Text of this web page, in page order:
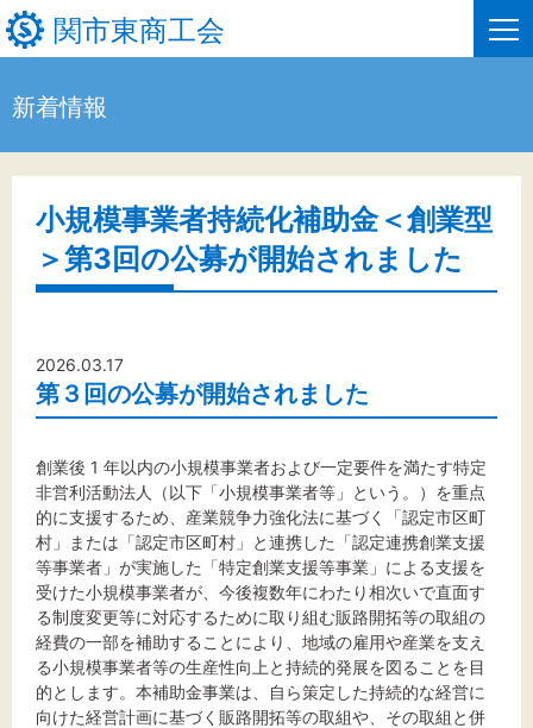
関市東商工会
事業者・創業者の方へ
関市東商工会情報
お問い合わせ
文字サイズ
標準 拡大
背景色
新着情報
小規模事業者持続化補助金＜創業型
＞第3回の公募が開始されました
2026.03.17
第３回の公募が開始されました
創業後 1 年以内の小規模事業者および一定要件を満たす特定
非営利活動法人（以下「小規模事業者等」という。）を重点
的に支援するため、産業競争力強化法に基づく「認定市区町
村」または「認定市区町村」と連携した「認定連携創業支援
等事業者」が実施した「特定創業支援等事業」による支援を
受けた小規模事業者が、今後複数年にわたり相次いで直面す
る制度変更等に対応するために取り組む販路開拓等の取組の
経費の一部を補助することにより、地域の雇用や産業を支え
る小規模事業者等の生産性向上と持続的発展を図ることを目
的とします。本補助金事業は、自ら策定した持続的な経営に
向けた経営計画に基づく販路開拓等の取組や、その取組と併